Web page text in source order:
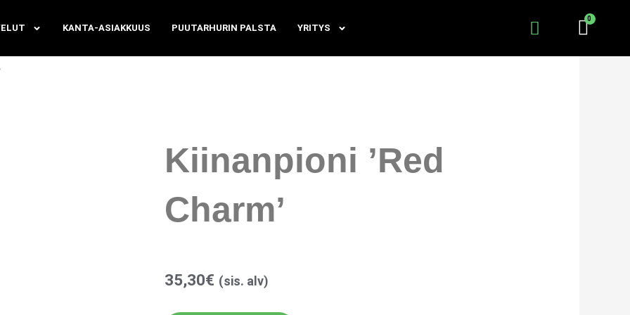
KANTA-ASIAKKUUS PUUTARHURIN PALSTA YRITYS
Kiinanpioni ’Red
Charm’
35,30€ (sis. alv)